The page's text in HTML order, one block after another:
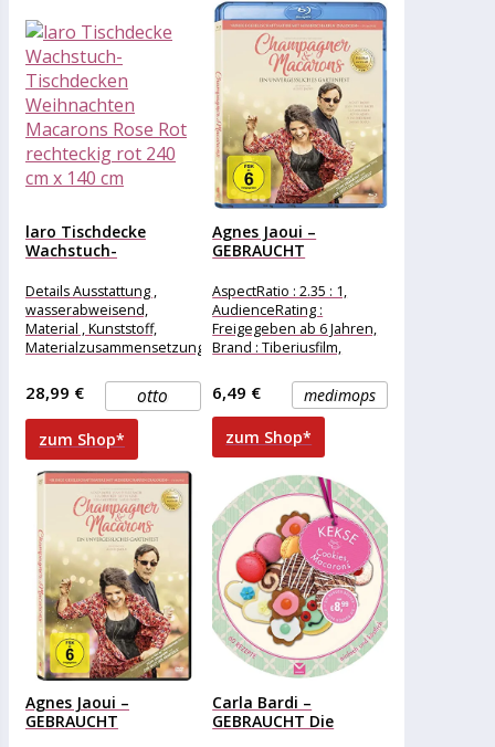
laro Tischdecke
Wachstuch-
Weihnachten
Macarons Rose Rot...
Details Ausstattung ,
wasserabweisend,
Material , Kunststoff,
Materialzusammensetzung
Gewicht Breite , 240 cm,
Länge , 140
otto
28,99 €
zum Shop*
Agnes Jaoui –
GEBRAUCHT
Macarons...
AspectRatio : 2.35 : 1,
AudienceRating :
Freigegeben ab 6 Jahren,
Brand : Tiberiusfilm,
Standard
medimops
6,49 €
zum Shop*
Agnes Jaoui –
GEBRAUCHT
Carla Bardi –
GEBRAUCHT Die